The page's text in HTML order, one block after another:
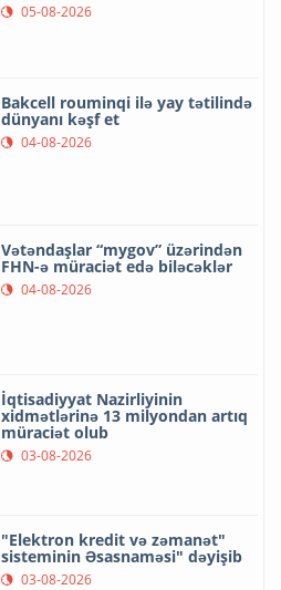
05-08-2026
Bakcell rouminqi ilə yay tətilində
dünyanı kəşf et
04-08-2026
Vətəndaşlar “mygov” üzərindən
FHN-ə müraciət edə biləcəklər
04-08-2026
İqtisadiyyat Nazirliyinin
xidmətlərinə 13 milyondan artıq
müraciət olub
03-08-2026
"Elektron kredit və zəmanət"
sisteminin Əsasnaməsi" dəyişib
03-08-2026